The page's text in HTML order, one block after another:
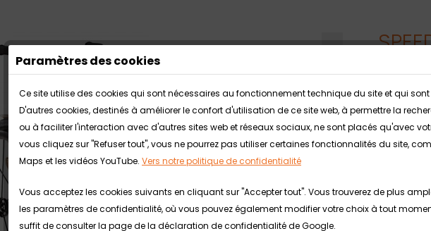
Les
filigrane.
«
Il est
l'angle
largeur
produit
Paramètres des cookies
Ce site utilise des cookies qui sont nécessaires au fonctionnement technique du site et qui
D'autres cookies, destinés à améliorer le confort d'utilisation de ce site web, à permettre la
ou à faciliter l'interaction avec d'autres sites web et réseaux sociaux, ne sont placés qu'avec
vous cliquez sur "Refuser tout", vous ne pourrez pas utiliser certaines fonctionnalités du site,
Maps et les vidéos YouTube. Vers notre politique de confidentialité
Vous acceptez les cookies suivants en cliquant sur "Accepter tout". Vous trouverez de plus
les paramètres de confidentialité, où vous pouvez également modifier votre choix à tout
suffit de consulter la page de la déclaration de confidentialité de Google.